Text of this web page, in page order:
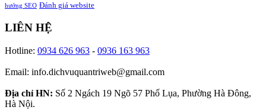
hướng SEO Đánh giá website
LIÊN HỆ
Hotline: 0934 626 963 - 0936 163 963
Email: info.dichvuquantriweb@gmail.com
Địa chỉ HN: Số 2 Ngách 19 Ngõ 57 Phố Lụa, Phường Hà Đông,
Hà Nội.